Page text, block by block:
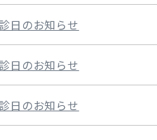
日のお知らせ
日のお知らせ
日のお知らせ